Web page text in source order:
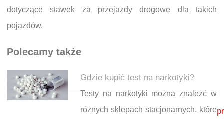
dotyczące stawek za przejazdy drogowe dla takich
pojazdów.
Polecamy także
Gdzie kupić test na narkotyki?
Testy na narkotyki można znaleźć w
różnych sklepach stacjonarnych, które
Nawigacja wpisu